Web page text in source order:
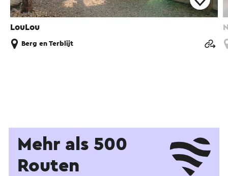
LouLou
Berg en Terblijt
Mehr als 500
Routen